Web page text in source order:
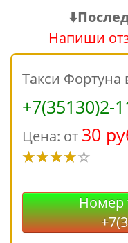
Напиши
Такси Фортуна
+7(35130)2-
Цена: от 30
Номер